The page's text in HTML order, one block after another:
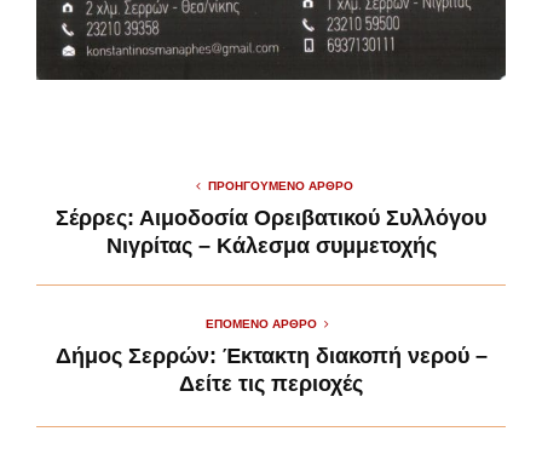
ΠΡΟΗΓΟΎΜΕΝΟ ΆΡΘΡΟ
Σέρρες: Αιμοδοσία Ορειβατικού Συλλόγου
Νιγρίτας – Κάλεσμα συμμετοχής
ΕΠΌΜΕΝΟ ΆΡΘΡΟ
Δήμος Σερρών: Έκτακτη διακοπή νερού –
Δείτε τις περιοχές